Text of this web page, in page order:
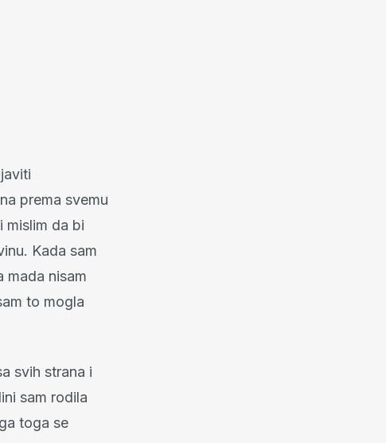
prema svemu
mislim da bi
Kada sam
mada nisam
to mogla
svih strana i
sam rodila
toga se